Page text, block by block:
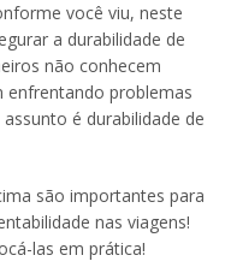
você viu, neste
a durabilidade de
não conhecem
enfrentando problemas
é durabilidade de
são importantes para
nas viagens!
las em prática!